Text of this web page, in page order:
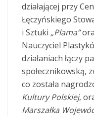
działającej przy
Łęczyńskiego
i Sztuki „Plama”
Nauczyciel
działaniach łączy
społecznikowską,
co została
Kultury Polskiej,
Marszałka